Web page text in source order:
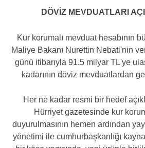
DÖVİZ MEVDUATLARI
Kur korumalı mevduat hesabının
Maliye Bakanı Nurettin Nebati'nin
günü itibarıyla 91.5 milyar TL'ye
kadarının döviz mevduatlardan
Her ne kadar resmi bir hedef
Hürriyet gazetesinde kur
duyurulmasının hemen ardından
yönetimi ile cumhurbaşkanlığı